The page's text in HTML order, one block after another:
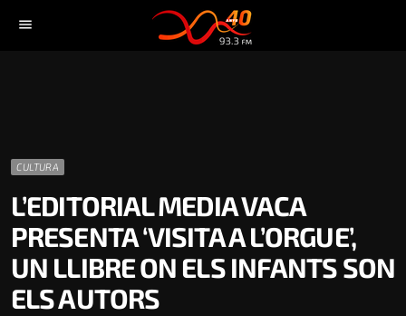
menu
CULTURA
L’EDITORIAL MEDIA VACA
PRESENTA ‘VISITA A L’ORGUE’,
UN LLIBRE ON ELS INFANTS SON
ELS AUTORS